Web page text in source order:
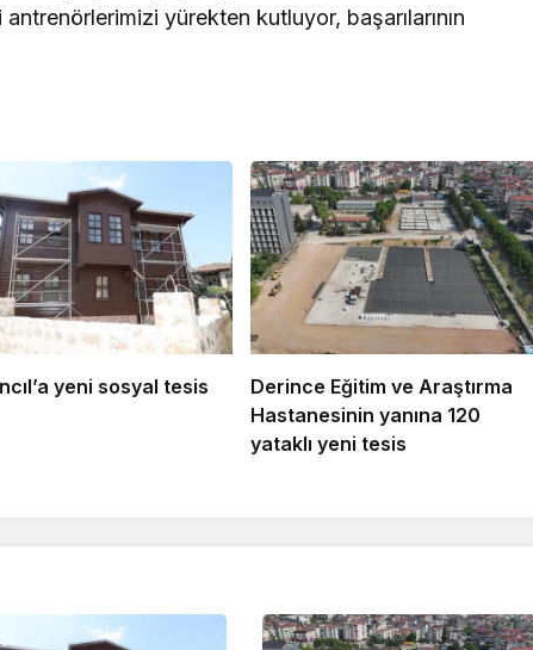
yürekten kutluyor, başarılarının
yeni sosyal tesis
Derince Eğitim ve Araştırma
Hastanesinin yanına 120
yataklı yeni tesis